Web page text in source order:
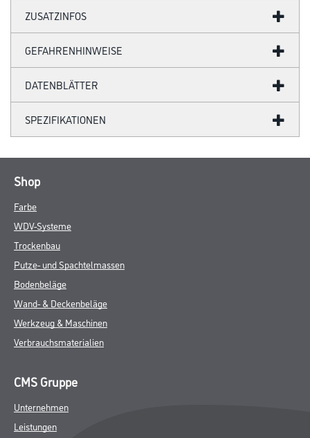
ZUSATZINFOS
GEFAHRENHINWEISE
DATENBLÄTTER
SPEZIFIKATIONEN
Shop
Farbe
WDV-Systeme
Trockenbau
Putze- und Spachtelmassen
Bodenbeläge
Wand- & Deckenbeläge
Werkzeug & Maschinen
Verbrauchsmaterialien
CMS Gruppe
Unternehmen
Leistungen